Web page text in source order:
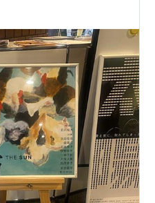
挑戦！ にほんごできま
ナッピーズに参加してい